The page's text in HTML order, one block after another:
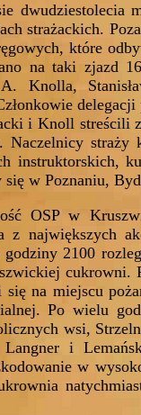
dwudziestolecia
strażackich.
które
na taki zjazd
A. Knolla,
i Knoll streścili
Naczelnicy straży
instruktorskich,
się w Poznaniu,
OSP w
z największych
godziny 2100
cukrowni.
się na miejscu
Po wielu
wsi,
i
w